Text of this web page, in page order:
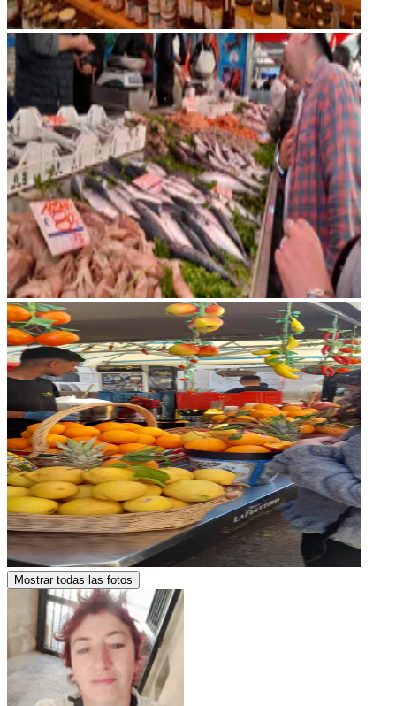
Mostrar todas las fotos